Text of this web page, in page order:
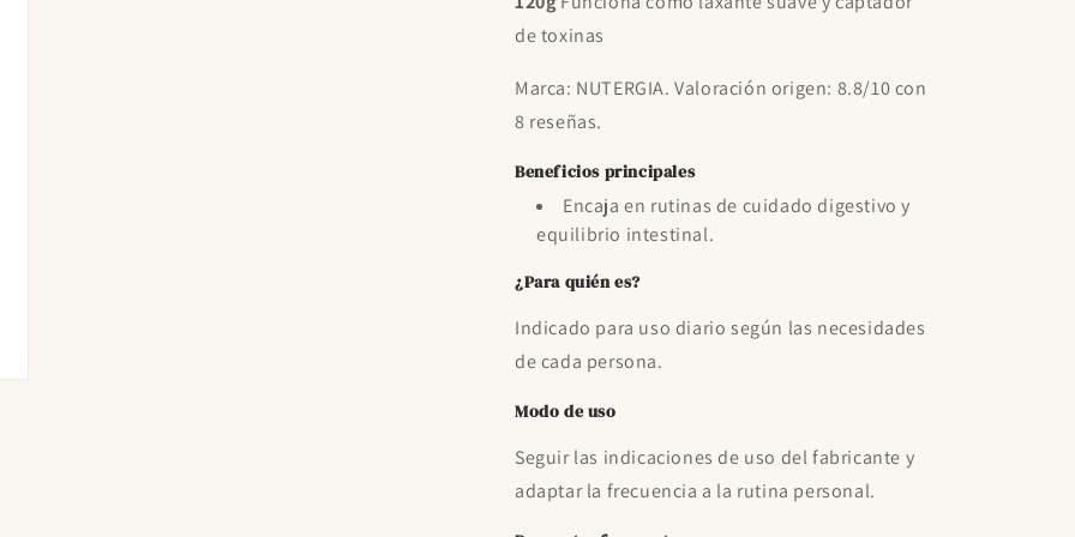
de toxinas
Marca: NUTERGIA. Valoración origen: 8.8/10 con
8 reseñas.
Beneficios principales
Encaja en rutinas de cuidado digestivo y
equilibrio intestinal.
¿Para quién es?
Indicado para uso diario según las necesidades
de cada persona.
Modo de uso
Seguir las indicaciones de uso del fabricante y
adaptar la frecuencia a la rutina personal.